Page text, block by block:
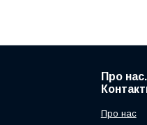
Про
Про нас